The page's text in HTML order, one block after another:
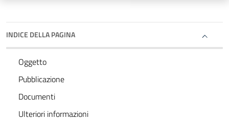
INDICE DELLA PAGINA
Oggetto
Pubblicazione
Documenti
Ulteriori informazioni